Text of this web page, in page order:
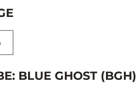
BLUE GHOST (BGH)